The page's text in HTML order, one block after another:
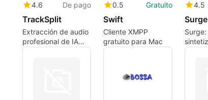
4.6 De pago
TrackSplit
Extracción de audio
profesional de IA
para músicos y
0.5 Gratuito
Swift
Cliente XMPP
gratuito para Mac
4.5
Surge
para